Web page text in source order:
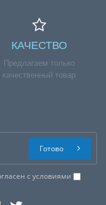
КАЧЕСТВО
Предлагаем только
качественный товар
с условиями
Готово